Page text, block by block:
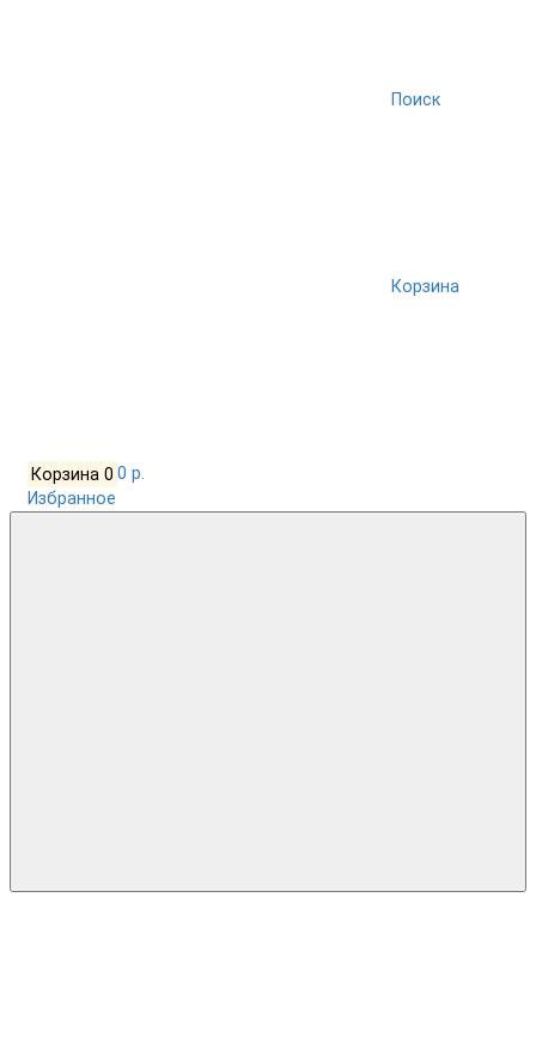
Поиск
Корзина
Корзина 0 0 р.
Избранное